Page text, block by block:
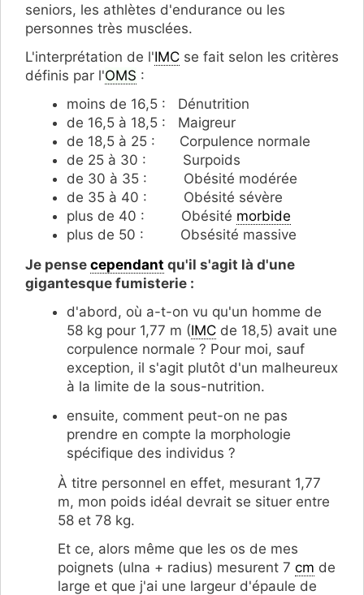
seniors, les athlètes d'endurance ou les
personnes très musclées.
L'interprétation de l'IMC se fait selon les critères
définis par l'OMS :
moins de 16,5 : Dénutrition
de 16,5 à 18,5 : Maigreur
de 18,5 à 25 : Corpulence normale
de 25 à 30 : Surpoids
de 30 à 35 : Obésité modérée
de 35 à 40 : Obésité sévère
plus de 40 : Obésité morbide
plus de 50 : Obsésité massive
Je pense cependant qu'il s'agit là d'une
gigantesque fumisterie :
d'abord, où a-t-on vu qu'un homme de
58 kg pour 1,77 m (IMC de 18,5) avait une
corpulence normale ? Pour moi, sauf
exception, il s'agit plutôt d'un malheureux
à la limite de la sous-nutrition.
ensuite, comment peut-on ne pas
prendre en compte la morphologie
spécifique des individus ?
À titre personnel en effet, mesurant 1,77
m, mon poids idéal devrait se situer entre
58 et 78 kg.
Et ce, alors même que les os de mes
poignets (ulna + radius) mesurent 7 cm de
large et que j'ai une largeur d'épaule de